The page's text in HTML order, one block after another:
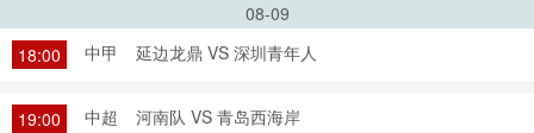
08-09
18:00
中甲 延边龙鼎 VS 深圳青年人
19:00 中超 河南队 VS 青岛西海岸